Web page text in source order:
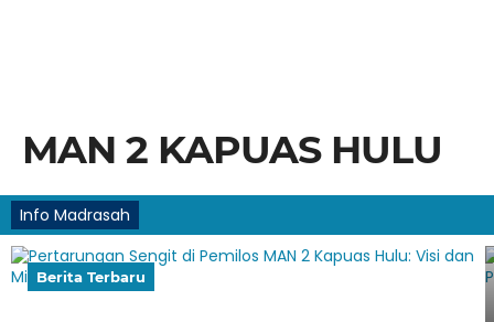
MAN 2 KAPUAS HULU
Info Madrasah
Berita Terbaru